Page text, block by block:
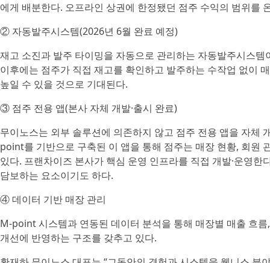
에게 배분한다. 오프라인 상권에 한정됐던 점주 수익의 범위를
② 자동발주시스템(2026년 6월 완료 예정)
재고 소진과 발주 타이밍을 자동으로 관리하는 자동발주시스
이후에는 점주가 직접 재고를 확인하고 발주하는 수작업 없이
높일 수 있을 것으로 기대된다.
③ 점주 전용 앱(본사 자체 개발·출시 완료)
무이노스는 외부 솔루션에 의존하지 않고 점주 전용 앱을 자체
point를 기반으로 구축된 이 앱을 통해 점주는 매장 현황, 회원
있다. 프랜차이즈 본사가 핵심 운영 인프라를 직접 개발·운영
담보하는 요소이기도 하다.
④ 데이터 기반 매장 관리
M-point 시스템과 연동된 데이터 분석을 통해 매장별 매출 흐
개선에 반영하는 구조를 갖추고 있다.